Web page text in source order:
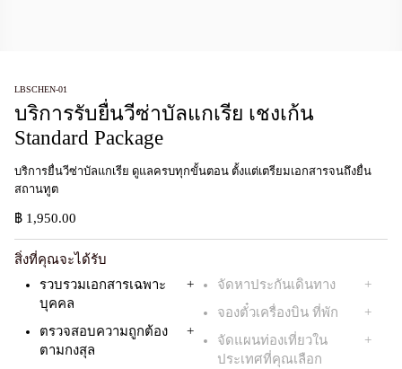
LBSCHEN-01
บริการรับยื่นวีซ่าบัลแกเรีย เชงเก้น
Standard Package ​
บริการยื่นวีซ่าบัลแกเรีย ดูแลครบทุกขั้นตอน ตั้งแต่เตรียมเอกสารจนถึงยื่น
สถานทูต​
฿ 1,950.00
สิ่งที่คุณจะได้รับ
จัดหาประกันเดินทาง
จองตั๋วเครื่องบิน ที่พัก
จัดแผนท่องเที่ยวใน
ประเทศที่คุณเลือก
รวบรวมเอกสารเฉพาะ
บุคคล
ตรวจสอบความถูกต้อง
ตามกงสุล